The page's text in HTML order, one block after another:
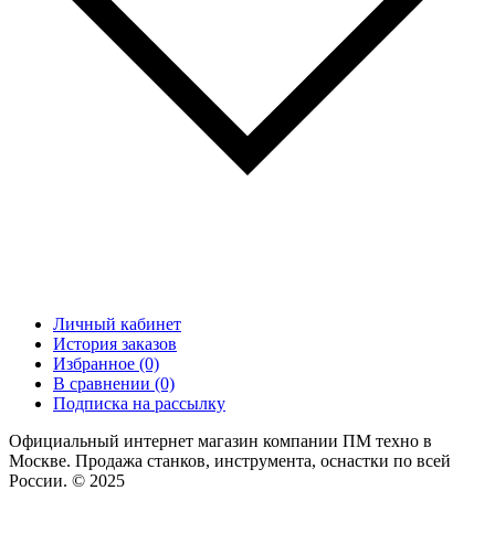
Личный кабинет
История заказов
Избранное (0)
В сравнении (0)
Подписка на рассылку
Официальный интернет магазин компании ПМ техно в
Москве. Продажа станков, инструмента, оснастки по всей
России. © 2025